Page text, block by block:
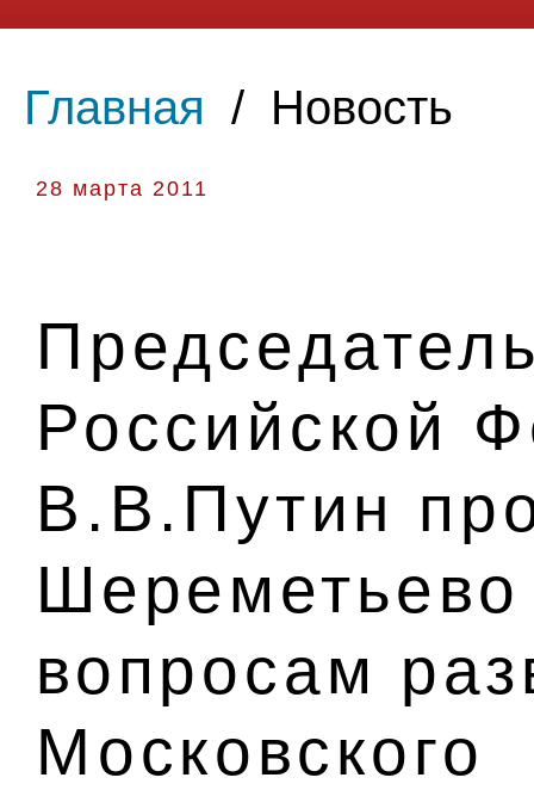
Главная / Новость
28 марта 2011
Российской
В.В.Путин
вопросам
Московского